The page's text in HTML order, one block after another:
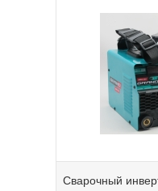
Сварочный